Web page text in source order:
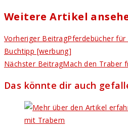
Weitere Artikel
Vorheriger BeitragPferdebücher
Buchtipp [werbung]
Nächster BeitragMach den Traber
Das könnte dir auch